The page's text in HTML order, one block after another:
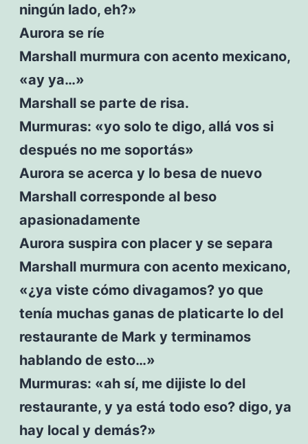
ningún lado, eh?»
Aurora se ríe
Marshall murmura con acento mexicano,
«ay ya…»
Marshall se parte de risa.
Murmuras: «yo solo te digo, allá vos si
después no me soportás»
Aurora se acerca y lo besa de nuevo
Marshall corresponde al beso
apasionadamente
Aurora suspira con placer y se separa
Marshall murmura con acento mexicano,
«¿ya viste cómo divagamos? yo que
tenía muchas ganas de platicarte lo del
restaurante de Mark y terminamos
hablando de esto…»
Murmuras: «ah sí, me dijiste lo del
restaurante, y ya está todo eso? digo, ya
hay local y demás?»